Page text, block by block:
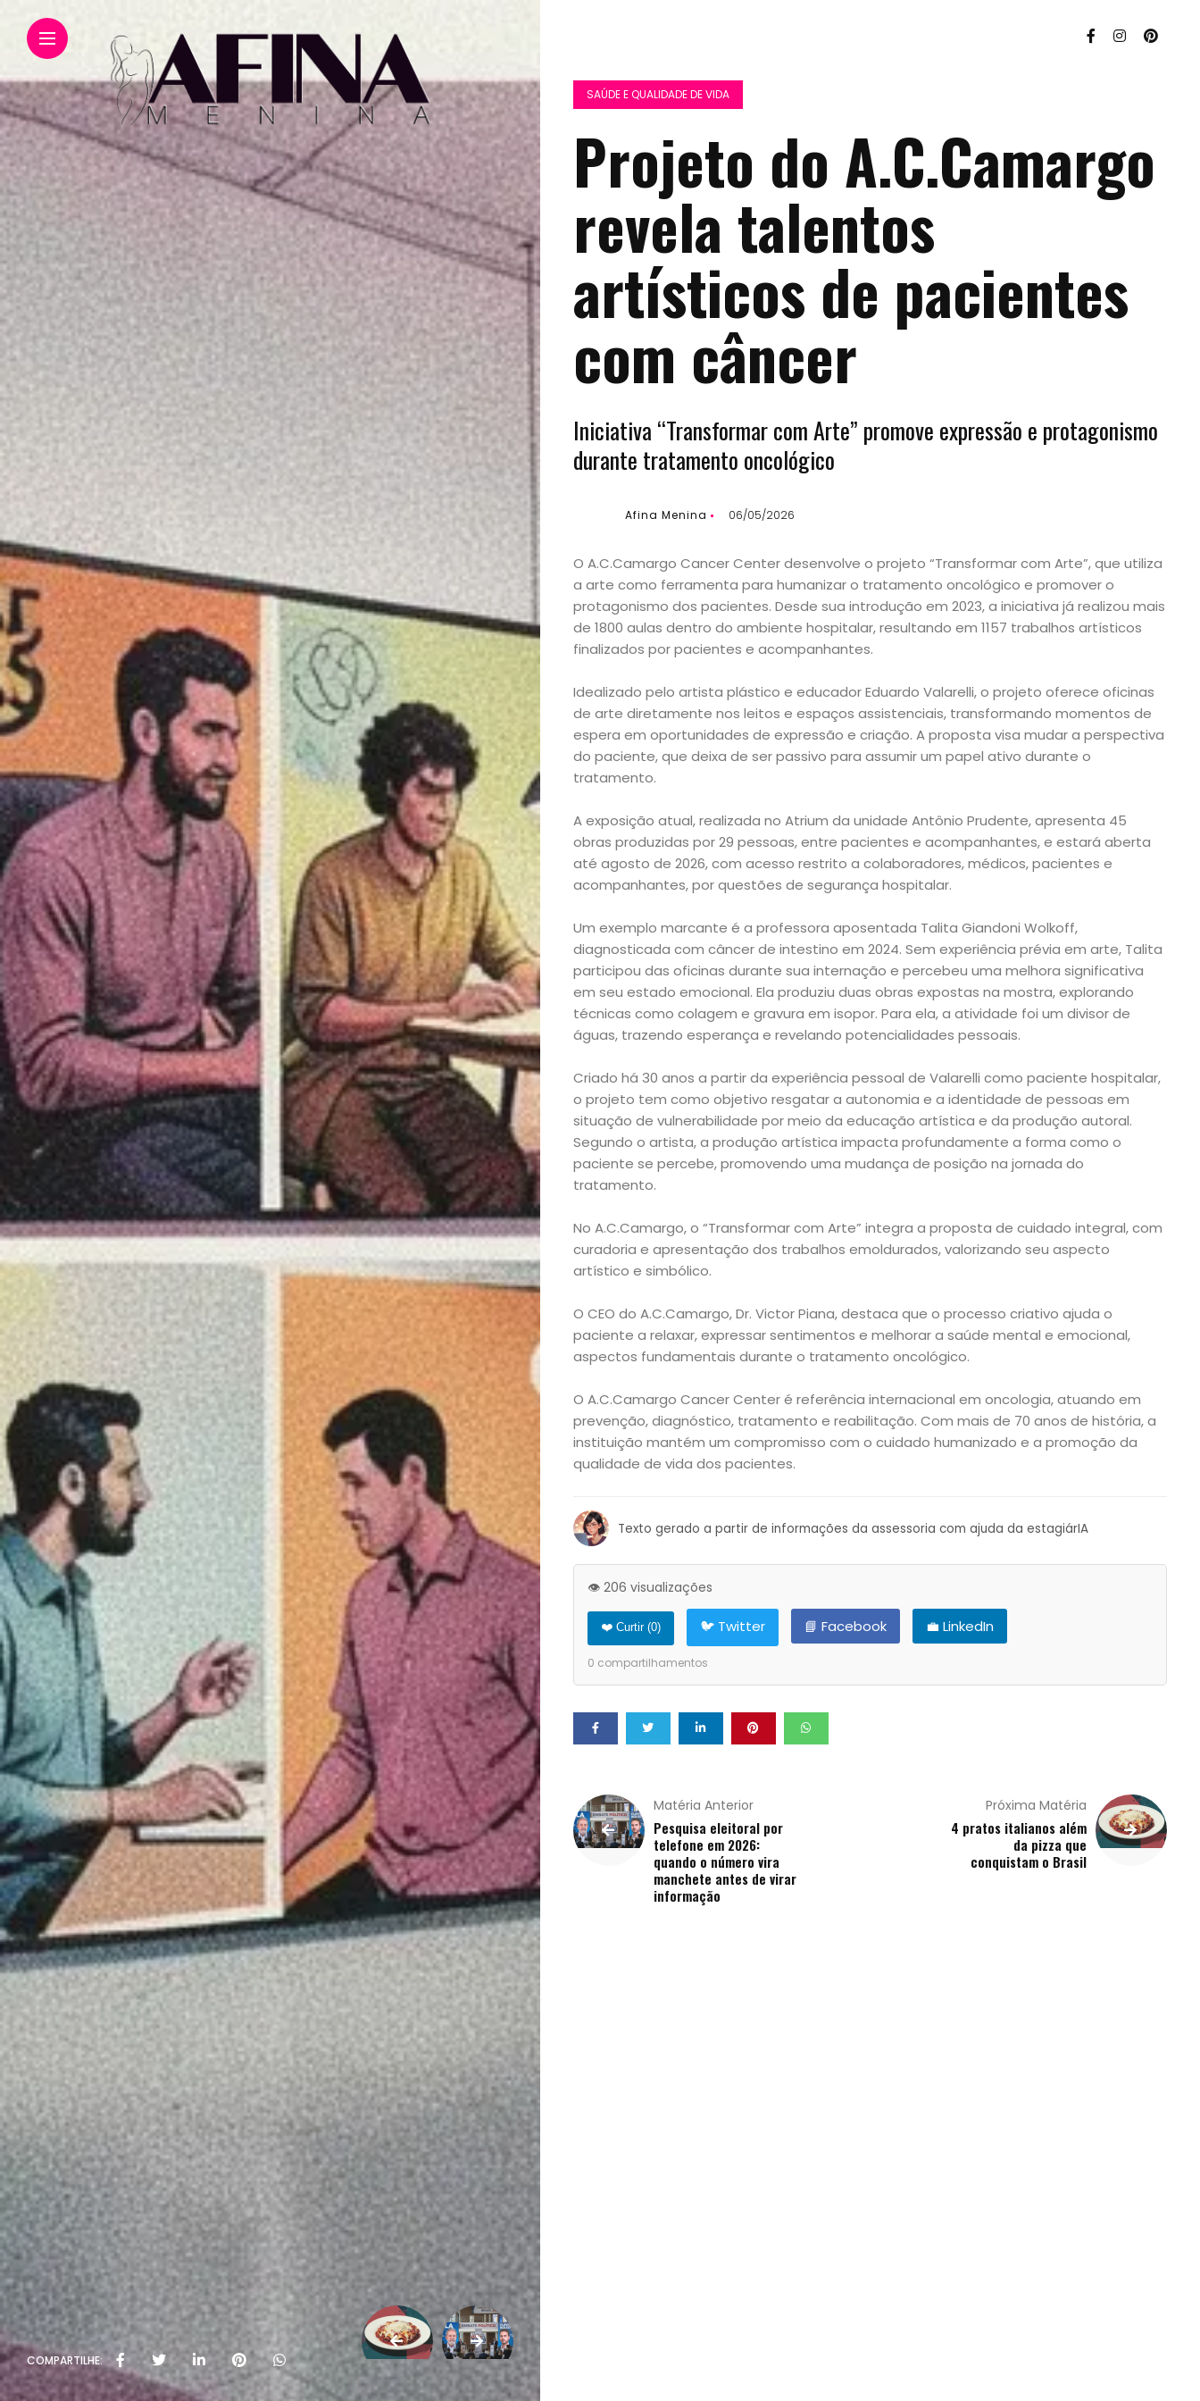
Início
Academia
Beleza
Bora
lá!
Casa
e
Decoração
Exclusiva
Homem
Mães
&
Filhos
Notícias
Opinião
Pets
Receitas
Saúde
Qualidade
COMPARTILHE:
SAÚDE E QUALIDADE DE VIDA
Projeto do A.C.Camargo
revela talentos
artísticos de pacientes
com câncer
Iniciativa “Transformar com Arte” promove expressão e protagonismo
durante tratamento oncológico
Afina Menina 06/05/2026
O A.C.Camargo Cancer Center desenvolve o projeto “Transformar com Arte”, que utiliza
a arte como ferramenta para humanizar o tratamento oncológico e promover o
protagonismo dos pacientes. Desde sua introdução em 2023, a iniciativa já realizou mais
de 1800 aulas dentro do ambiente hospitalar, resultando em 1157 trabalhos artísticos
finalizados por pacientes e acompanhantes.
Idealizado pelo artista plástico e educador Eduardo Valarelli, o projeto oferece oficinas
de arte diretamente nos leitos e espaços assistenciais, transformando momentos de
espera em oportunidades de expressão e criação. A proposta visa mudar a perspectiva
do paciente, que deixa de ser passivo para assumir um papel ativo durante o
tratamento.
A exposição atual, realizada no Atrium da unidade Antônio Prudente, apresenta 45
obras produzidas por 29 pessoas, entre pacientes e acompanhantes, e estará aberta
até agosto de 2026, com acesso restrito a colaboradores, médicos, pacientes e
acompanhantes, por questões de segurança hospitalar.
Um exemplo marcante é a professora aposentada Talita Giandoni Wolkoff,
diagnosticada com câncer de intestino em 2024. Sem experiência prévia em arte, Talita
participou das oficinas durante sua internação e percebeu uma melhora significativa
em seu estado emocional. Ela produziu duas obras expostas na mostra, explorando
técnicas como colagem e gravura em isopor. Para ela, a atividade foi um divisor de
águas, trazendo esperança e revelando potencialidades pessoais.
Criado há 30 anos a partir da experiência pessoal de Valarelli como paciente hospitalar,
o projeto tem como objetivo resgatar a autonomia e a identidade de pessoas em
situação de vulnerabilidade por meio da educação artística e da produção autoral.
Segundo o artista, a produção artística impacta profundamente a forma como o
paciente se percebe, promovendo uma mudança de posição na jornada do
tratamento.
No A.C.Camargo, o “Transformar com Arte” integra a proposta de cuidado integral, com
curadoria e apresentação dos trabalhos emoldurados, valorizando seu aspecto
artístico e simbólico.
O CEO do A.C.Camargo, Dr. Victor Piana, destaca que o processo criativo ajuda o
paciente a relaxar, expressar sentimentos e melhorar a saúde mental e emocional,
aspectos fundamentais durante o tratamento oncológico.
O A.C.Camargo Cancer Center é referência internacional em oncologia, atuando em
prevenção, diagnóstico, tratamento e reabilitação. Com mais de 70 anos de história, a
instituição mantém um compromisso com o cuidado humanizado e a promoção da
qualidade de vida dos pacientes.
Texto gerado a partir de informações da assessoria com ajuda da estagiárIA
👁️ 206 visualizações
❤️ Curtir (0) 🐦 Twitter 📘 Facebook 💼 LinkedIn
0 compartilhamentos
Matéria Anterior
Pesquisa eleitoral por
telefone em 2026:
quando o número vira
manchete antes de virar
informação
Próxima Matéria
4 pratos italianos além
da pizza que
conquistam o Brasil